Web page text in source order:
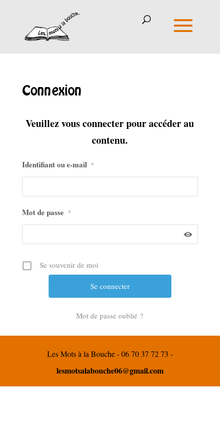
Connexion
Veuillez vous connecter pour accéder au
contenu.
Identifiant ou e-mail *
Mot de passe *
Se souvenir de moi
Mot de passe oublié ?
Les Mots à la Bouche - 06 70 37 72 73 -
lesmotsalabouche06@gmail.com